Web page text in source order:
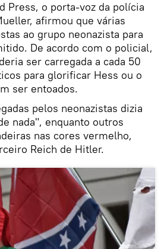
Press, o porta-voz da polícia
afirmou que várias
ao grupo neonazista para
De acordo com o policial,
ser carregada a cada 50
para glorificar Hess ou o
ser entoados.
pelos neonazistas dizia
nada", enquanto outros
nas cores vermelho,
Reich de Hitler.